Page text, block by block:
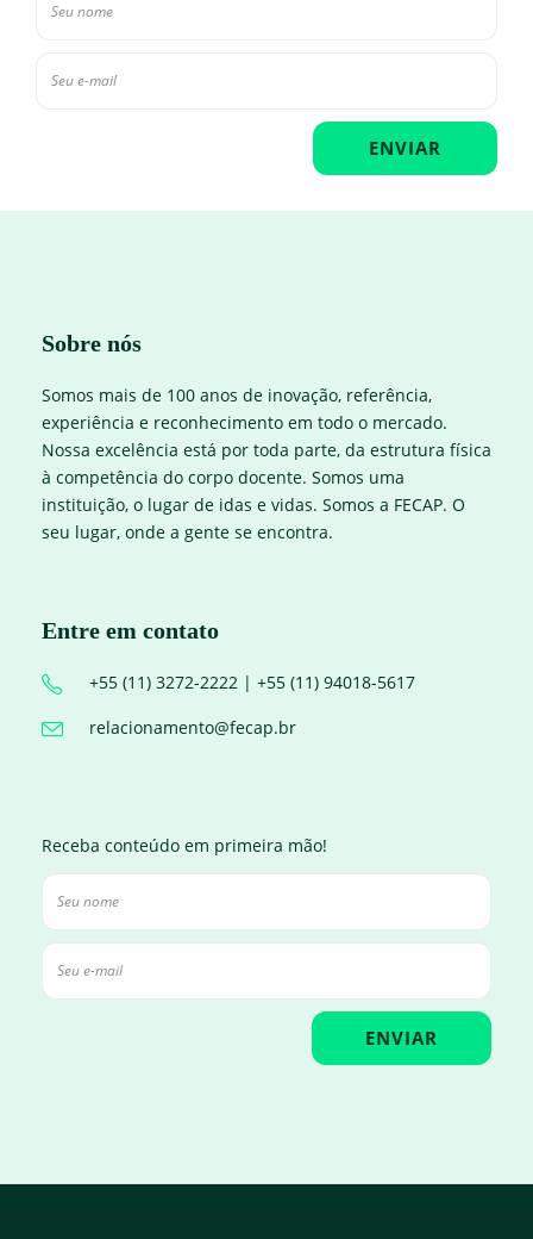
Sobre nós
Somos mais de 100 anos de inovação, referência,
experiência e reconhecimento em todo o mercado.
Nossa excelência está por toda parte, da estrutura física
à competência do corpo docente. Somos uma
instituição, o lugar de idas e vidas. Somos a FECAP. O
seu lugar, onde a gente se encontra.
Entre em contato
+55 (11) 3272-2222 | +55 (11) 94018-5617
relacionamento@fecap.br
Receba conteúdo em primeira mão!